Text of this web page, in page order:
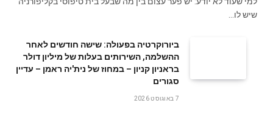
שיש לו…
ביורוקרטיה בפעולה: שישה חודשים לאחר
ההשלמה, השירותים בעלות של מיליון דולר
בראניון קניון – במחוז של נית'יה ראמן – עדיין
סגורים
7 באוגוסט 2026